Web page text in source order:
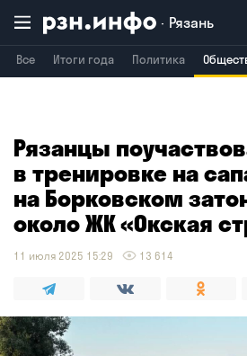
Рязань
Все Итоги года Политика
Рязанцы
в тренировке на
на Борковском
около ЖК «Окская
11 июля 2025 15:29 13 614